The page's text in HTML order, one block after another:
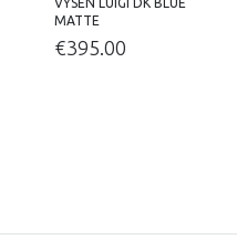
MATTE
€395.00